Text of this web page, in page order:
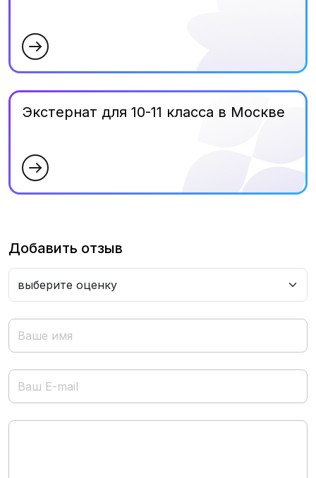
Экстернат для 10-11 класса в Москве
Добавить отзыв